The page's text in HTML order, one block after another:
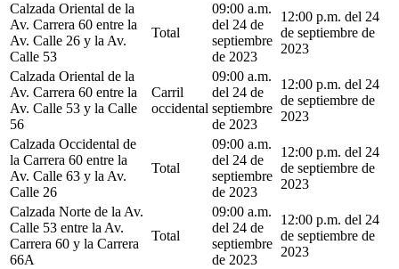
Calzada Oriental de la
Av. Carrera 60 entre la
Av. Calle 26 y la Av.
Calle 53
Total
09:00 a.m.
del 24 de
septiembre
de 2023
12:00 p.m. del 24
de septiembre de
2023
Calzada Oriental de la
Av. Carrera 60 entre la
Av. Calle 53 y la Calle
56
Carril
occidental
09:00 a.m.
del 24 de
septiembre
de 2023
12:00 p.m. del 24
de septiembre de
2023
Calzada Occidental de
la Carrera 60 entre la
Av. Calle 63 y la Av.
Calle 26
Total
09:00 a.m.
del 24 de
septiembre
de 2023
12:00 p.m. del 24
de septiembre de
2023
Calzada Norte de la Av.
Calle 53 entre la Av.
Carrera 60 y la Carrera
66A
Total
09:00 a.m.
del 24 de
septiembre
de 2023
12:00 p.m. del 24
de septiembre de
2023